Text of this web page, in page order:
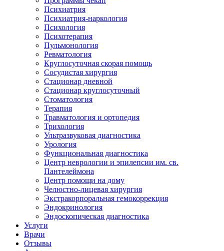
Психиатрия
Психиатрия-наркология
Психология
Психотерапия
Пульмонология
Ревматология
Круглосуточная скорая помощь
Сосудистая хирургия
Стационар дневной
Стационар круглосуточный
Стоматология
Терапия
Травматология и ортопедия
Трихология
Ультразвуковая диагностика
Урология
Функциональная диагностика
Центр неврологии и эпилепсии им. св.
Пантелеймона
Центр помощи на дому
Челюстно-лицевая хирургия
Экстракорпоральная гемокоррекция
Эндокринология
Эндоскопическая диагностика
Услуги
Врачи
Отзывы